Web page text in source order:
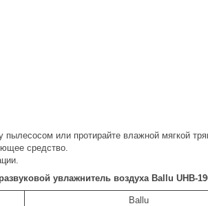
пылесосом или протирайте влажной мягкой
средство.
увлажнитель воздуха Ballu UHB-
Ballu